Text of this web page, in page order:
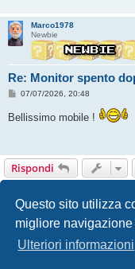
Questo sito utilizza
migliore
Ulteriori informazioni
i
o
Marco1978
Newbie
Re: Monitor spento
M
s
s
i
o
07/07/2026, 20:48
Bellissimo mobile !
Rispondi